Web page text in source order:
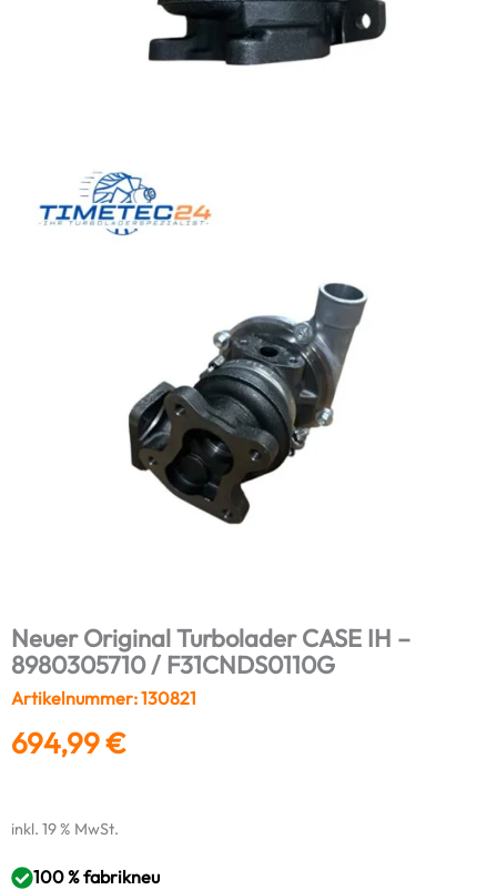
Neuer Original Turbolader CASE IH –
8980305710 / F31CNDS0110G
Artikelnummer: 130821
694,99€
inkl. 19 % MwSt.
100 % fabrikneu